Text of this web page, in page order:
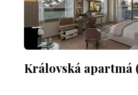
Královská apartmá